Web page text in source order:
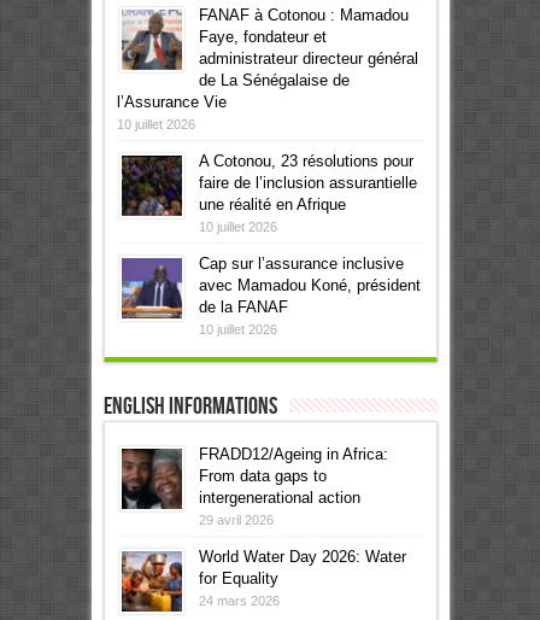
FANAF à Cotonou : Mamadou
Faye, fondateur et
administrateur directeur général
de La Sénégalaise de
l’Assurance Vie
10 juillet 2026
A Cotonou, 23 résolutions pour
faire de l’inclusion assurantielle
une réalité en Afrique
10 juillet 2026
Cap sur l’assurance inclusive
avec Mamadou Koné, président
de la FANAF
10 juillet 2026
English informations
FRADD12/Ageing in Africa:
From data gaps to
intergenerational action
29 avril 2026
World Water Day 2026: Water
for Equality
24 mars 2026